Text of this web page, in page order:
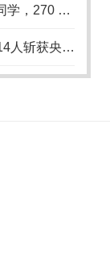
清华学子专访｜清美全国第 60 名马同学，270 分联考上岸清华美院，艺考从不是捷径
2026 西安美术艺考捷报！丹青易考 14人斩获央清国录取，18 年累计 94 张国美央美清华合格证